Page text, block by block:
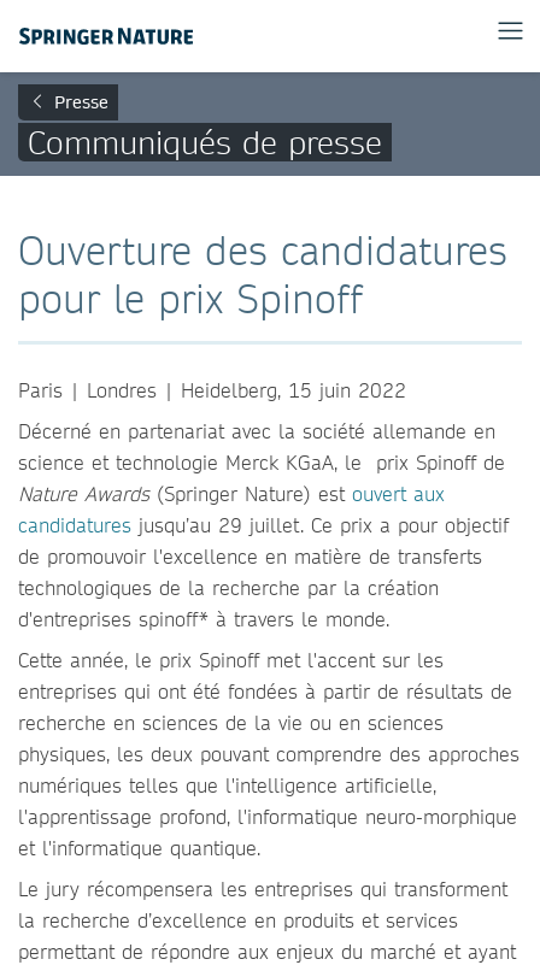
Presse
Communiqués de presse
Ouverture des candidatures
pour le prix Spinoff
Paris | Londres | Heidelberg, 15 juin 2022
Décerné en partenariat avec la société allemande en
science et technologie Merck KGaA, le prix Spinoff de
Nature Awards (Springer Nature) est ouvert aux
candidatures jusqu’au 29 juillet. Ce prix a pour objectif
de promouvoir l'excellence en matière de transferts
technologiques de la recherche par la création
d'entreprises spinoff* à travers le monde.
Cette année, le prix Spinoff met l'accent sur les
entreprises qui ont été fondées à partir de résultats de
recherche en sciences de la vie ou en sciences
physiques, les deux pouvant comprendre des approches
numériques telles que l'intelligence artificielle,
l'apprentissage profond, l'informatique neuro-morphique
et l'informatique quantique.
Le jury récompensera les entreprises qui transforment
la recherche d’excellence en produits et services
permettant de répondre aux enjeux du marché et ayant